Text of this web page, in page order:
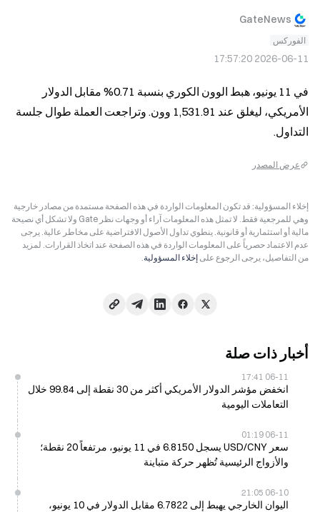
GateNews
الفوركس
2026-06-11 17:57:20
التداول.
عرض المصدر
إخلاء المسؤولية: قد تكون المعلومات الواردة في هذه الصفحة مستمدة من مصادر خارجية
وهي للمرجعية فقط. لا تمثل هذه المعلومات آراء أو وجهات نظر Gate ولا تشكل أي نصيحة
مالية أو استثمارية أو قانونية. ينطوي تداول الأصول الافتراضية على مخاطر عالية. يرجى
عدم الاعتماد حصرياً على المعلومات الواردة في هذه الصفحة عند اتخاذ القرارات. لمزيد
من التفاصيل، يرجى الرجوع على إخلاء المسؤولية.
أخبار ذات صلة
06-11 17:41
انخفض مؤشر الدولار الأمريكي أكثر من 30 نقطة إلى 99.84 خلال
التعاملات اليومية
06-11 01:19
سعر USD/CNY يسجل 6.8150 في 11 يونيو، مرتفعاً 20 نقطة؛
والأزواج الرئيسية تُظهر حركة متباينة
06-10 21:05
اليوان الخارجي يهبط إلى 6.7822 مقابل الدولار في 10 يونيو،